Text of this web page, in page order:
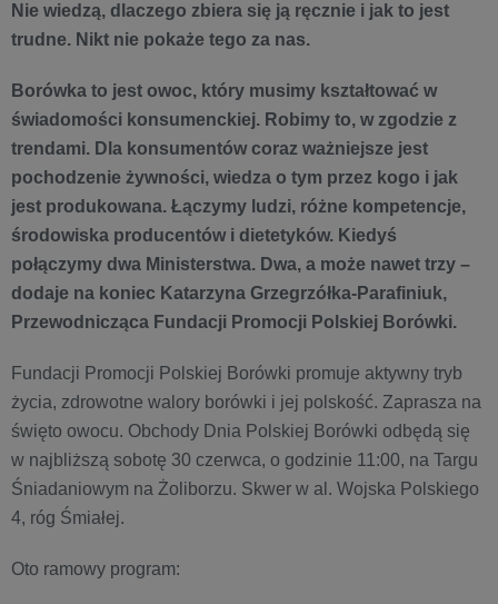
Nie wiedzą, dlaczego zbiera się ją ręcznie i jak to jest
trudne. Nikt nie pokaże tego za nas.
Borówka to jest owoc, który musimy kształtować w
świadomości konsumenckiej. Robimy to, w zgodzie z
trendami. Dla konsumentów coraz ważniejsze jest
pochodzenie żywności, wiedza o tym przez kogo i jak
jest produkowana. Łączymy ludzi, różne kompetencje,
środowiska producentów i dietetyków. Kiedyś
połączymy dwa Ministerstwa. Dwa, a może nawet trzy –
dodaje na koniec Katarzyna Grzegrzółka-Parafiniuk,
Przewodnicząca Fundacji Promocji Polskiej Borówki.
Fundacji Promocji Polskiej Borówki promuje aktywny tryb
życia, zdrowotne walory borówki i jej polskość. Zaprasza na
święto owocu. Obchody Dnia Polskiej Borówki odbędą się
w najbliższą sobotę 30 czerwca, o godzinie 11:00, na Targu
Śniadaniowym na Żoliborzu. Skwer w al. Wojska Polskiego
4, róg Śmiałej.
Oto ramowy program: